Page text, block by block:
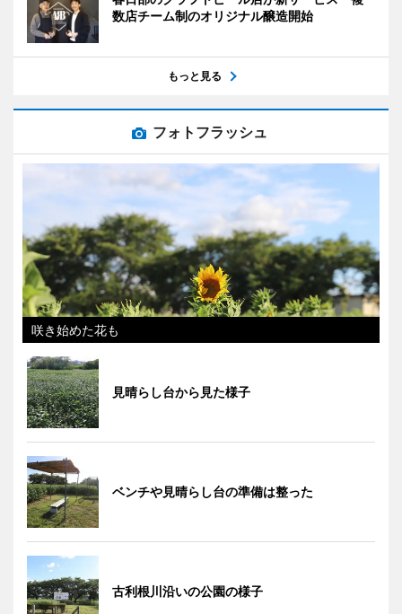
数店チーム制のオリジナル醸造開始
もっと見る
フォトフラッシュ
咲き始めた花も
見晴らし台から見た様子
ベンチや見晴らし台の準備は整った
古利根川沿いの公園の様子